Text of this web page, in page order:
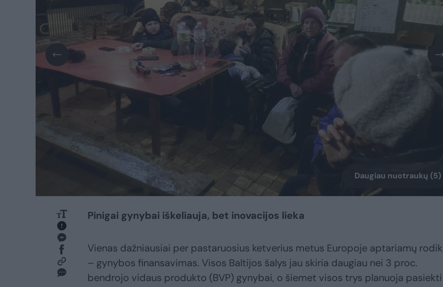
Daugiau nuotraukų (5)
Pinigai gynybai iškeliauja, bet inovacijos lieka
Vienas dažniausiai per pastaruosius ketverius metus Europoje aptariamų
– gynybos finansavimas. Visos Baltijos šalys jau skiria daugiau nei 3 proc.
bendrojo vidaus produkto (BVP) gynybai, o šiemet visos trys planuoja